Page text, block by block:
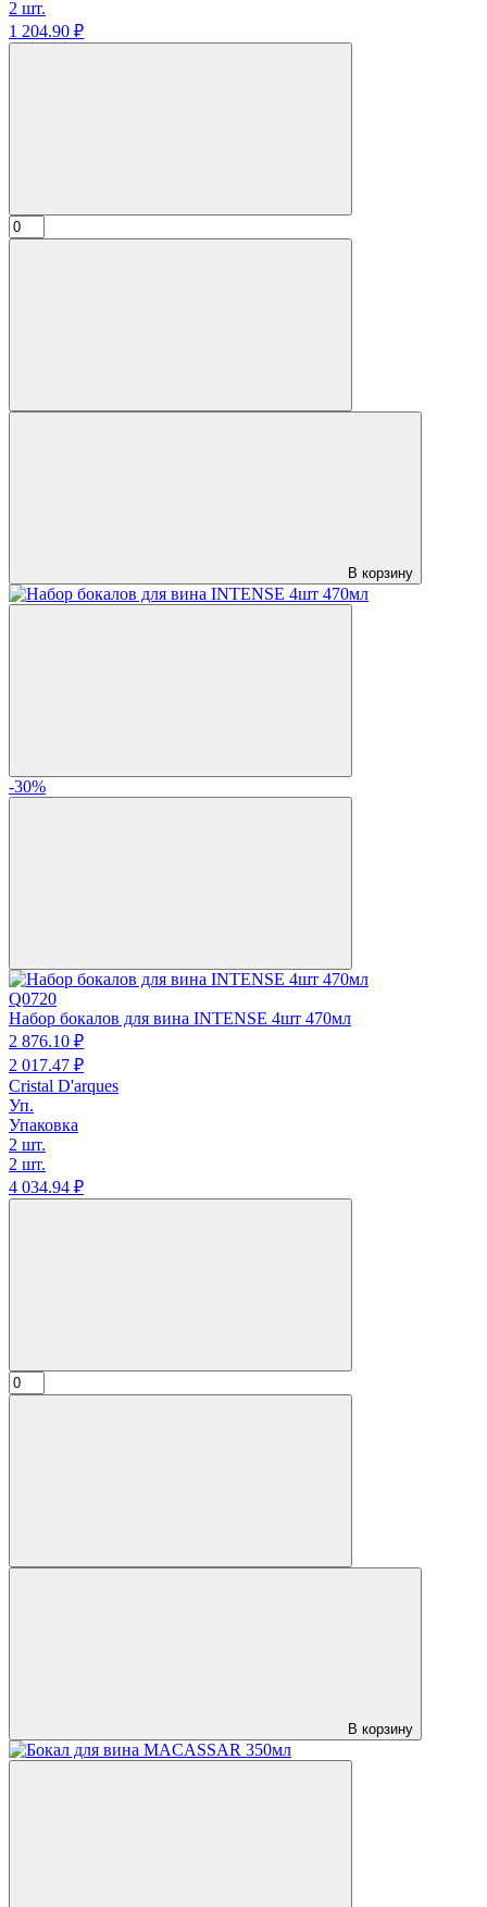
2 шт.
1 204.90 ₽
В корзину
-30%
Q0720
Набор бокалов для вина INTENSE 4шт 470мл
2 876.10 ₽
2 017.47 ₽
Cristal D'arques
Уп.
Упаковка
2 шт.
2 шт.
4 034.94 ₽
В корзину